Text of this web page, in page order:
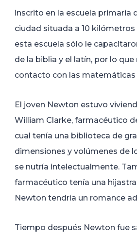
inscrito en la escuela primaria
ciudad situada a 10 kilómetros
esta escuela sólo le
de la biblia y el latín, por lo
contacto con las matemáticas
El joven Newton estuvo
William Clarke, farmacéutico
cual tenía una biblioteca de
dimensiones y volúmenes de
se nutría intelectualmente.
farmacéutico tenía una
Newton tendría un romance
Tiempo después Newton fue